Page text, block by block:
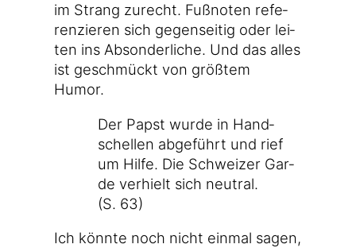
im Strang zurecht. Fuß­no­ten refe­
ren­zie­ren sich gegen­sei­tig oder lei­
ten ins Abson­der­li­che. Und das alles
ist geschmückt von größ­tem
Humor.
Der Papst wur­de in Hand­
schel­len abge­führt und rief
um Hil­fe. Die Schwei­zer Gar­
de ver­hielt sich neu­tral.
(S. 63)
Ich könn­te noch nicht ein­mal sagen,